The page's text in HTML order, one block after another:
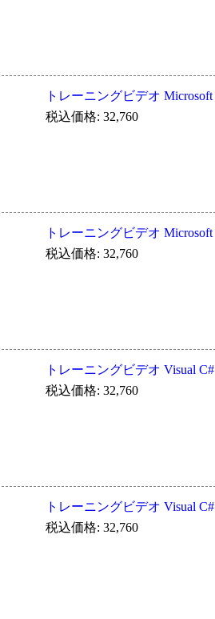
トレーニングビデオ
税込価格: 32,760
トレーニングビデオ
税込価格: 32,760
トレーニングビデオ Visual
税込価格: 32,760
トレーニングビデオ Visual
税込価格: 32,760